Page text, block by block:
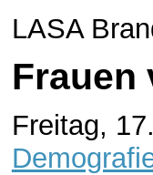
LASA
Frauen
Freitag,